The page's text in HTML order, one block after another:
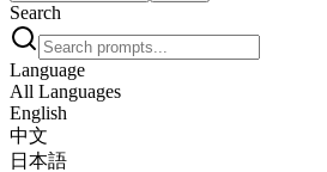
Search
Language
All Languages
English
中文
日本語